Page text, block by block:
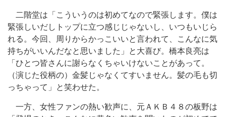
二階堂は「こういうのは初めてなので緊張します。僕は
緊張しいだしトップに立つ感じじゃないし、いつもいじら
れる。今回、周りからかっこいいと言われて、こんなに気
持ちがいいんだなと思いました」と大喜び。橋本良亮は
「ひとつ皆さんに謝らなくちゃいけないことがあって。
（演じた役柄の）金髪じゃなくてすいません。髪の毛も切
っちゃって」と笑わせた。
一方、女性ファンの熱い歓声に、元ＡＫＢ４８の板野は